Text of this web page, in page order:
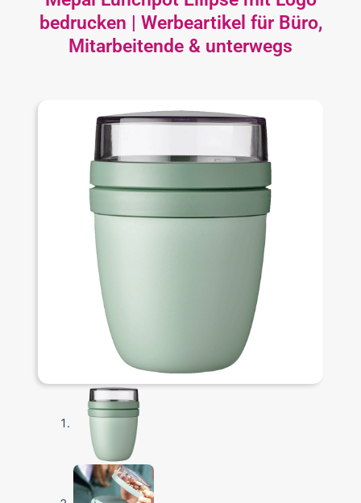
bedrucken | Werbeartikel für Büro,
Mitarbeitende & unterwegs